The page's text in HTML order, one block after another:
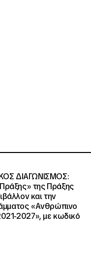
ΔΙΑΓΩΝΙΣΜΟΣ:
της Πράξης
και την
«Ανθρώπινο
2027», με κωδικό